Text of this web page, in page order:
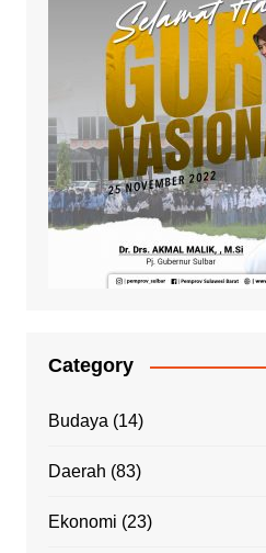
Category
Budaya (14)
Daerah (83)
Ekonomi (23)